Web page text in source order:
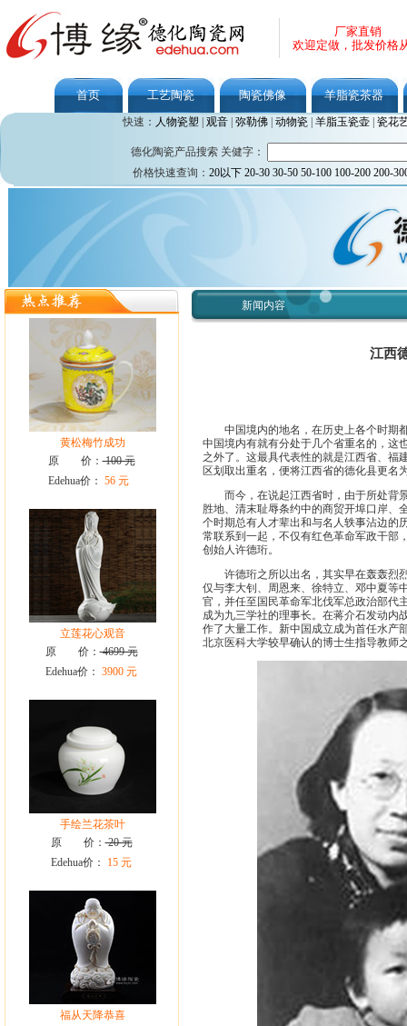
厂家直销
欢迎定做，批发价格
首页 工艺陶瓷 陶瓷佛像 羊脂瓷茶器
快速： 人物瓷塑 观音| 弥勒佛| 动物瓷| 羊脂玉瓷壶| 瓷花
德化陶瓷产品搜索 关健字：
价格快速查询： 20以下 20-30 30-50 50-100 100-200 200-
黄松梅竹成功
原 价：100 元
Edehua价： 56 元
立莲花心观音
原 价：4699 元
Edehua价： 3900 元
手绘兰花茶叶
原 价：20 元
Edehua价：
15 元
福从天降恭喜
新闻内容
江西
中国境内的地名，在历史上各个时期都
中国境内有就有分处于几个省重名的，这
之外了。这最具代表性的就是江西省、福
区划取出重名，便将江西省的德化县更名
而今，在说起江西省时，由于所处背景
胜地、清末耻辱条约中的商贸开埠口岸、
个时期总有人才辈出和与名人轶事沾边的
常联系到一起，不仅有红色革命军政干部
创始人许德珩。
许德珩之所以出名，其实早在轰轰烈烈
仅与李大钊、周恩来、徐特立、邓中夏等
官，并任至国民革命军北伐军总政治部代
成为九三学社的理事长。在蒋介石发动内
作了大量工作。新中国成立成为首任水产
北京医科大学较早确认的博士生指导教师